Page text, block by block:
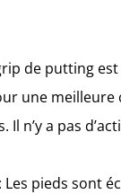
de putting
une
Il n’y a pas
Les pieds sont